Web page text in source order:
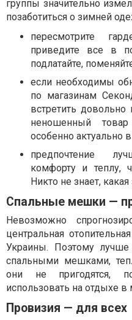
группы значительно
позаботиться о зимней
пересмотрите
приведите все в
подлатайте,
если необходимы
по магазинам
встретить довольно
неношенный
особенно актуально
предпочтение
комфорту и теплу,
Никто не знает,
Спальные мешки —
Невозможно
центральная
Украины. Поэтому лучше
спальными мешками,
они не пригодятся,
использовать на отдыхе
Провизия — для всех